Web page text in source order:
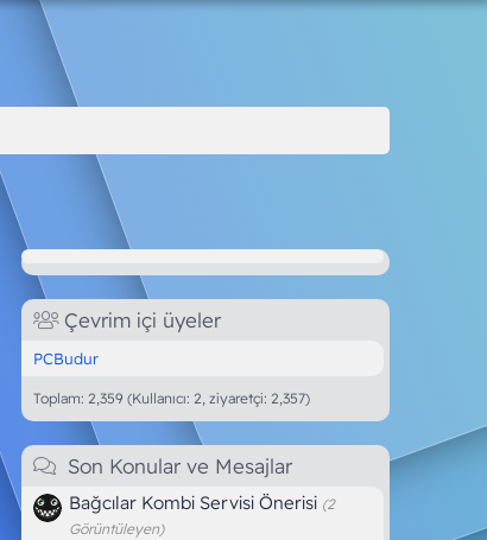
Çevrim içi üyeler
PCBudur
Toplam: 2,359 (Kullanıcı: 2, ziyaretçi: 2,357)
Son Konular ve Mesajlar
Bağcılar Kombi Servisi Önerisi (2
Görüntüleyen)